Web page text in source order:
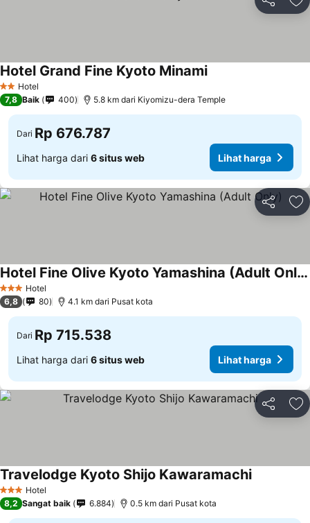
Bagikan
2 Bintang
Hotel
Hotel Grand Fine Kyoto Minami
7,8 Baik 400 5.8 km dari Kiyomizu-dera Temple
Dari Rp 676.787
Lihat harga dari 6 situs web Lihat harga
Bagikan
3 BintangHotel
Hotel Fine Olive Kyoto Yamashina (Adult Only)
6,8 80 4.1 km dari Pusat kota
Dari Rp 715.538
Lihat harga dari 6 situs web Lihat harga
Bagikan
3 BintangHotel
Travelodge Kyoto Shijo Kawaramachi
8,2 Sangat baik 6.884 0.5 km dari Pusat kota